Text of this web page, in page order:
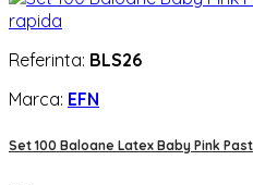
rapida
Referinta: BLS26
Marca: EFN
Set 100 Baloane Latex Baby Pink